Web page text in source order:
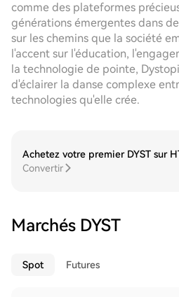
comme des plateformes
générations émergentes dans
sur les chemins que la société
l'accent sur l'éducation,
la technologie de pointe,
d'éclairer la danse complexe
technologies qu'elle crée.
Achetez votre premier DYST sur
Convertir
Marchés DYST
Spot Futures